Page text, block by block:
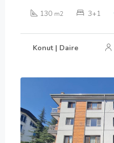
130 m2 3+1
Konut | Daire